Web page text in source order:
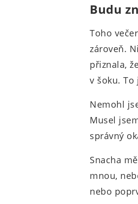
Budu
Toho
zároveň.
přiznala,
v šoku. To
Nemohl
Musel
správný
Snacha
mnou,
nebo